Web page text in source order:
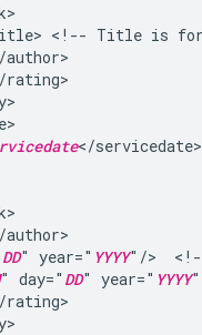
<!-- Title is
DD" year=" YYYY"/>
" day=" DD" year=" YYYY